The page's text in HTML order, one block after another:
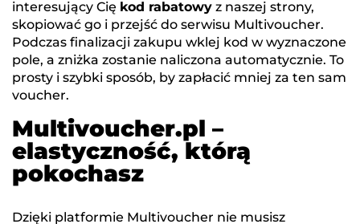
interesujący Cię kod rabatowy z naszej strony,
skopiować go i przejść do serwisu Multivoucher.
Podczas finalizacji zakupu wklej kod w wyznaczone
pole, a zniżka zostanie naliczona automatycznie. To
prosty i szybki sposób, by zapłacić mniej za ten sam
voucher.
Multivoucher.pl –
elastyczność, którą
pokochasz
Dzięki platformie Multivoucher nie musisz